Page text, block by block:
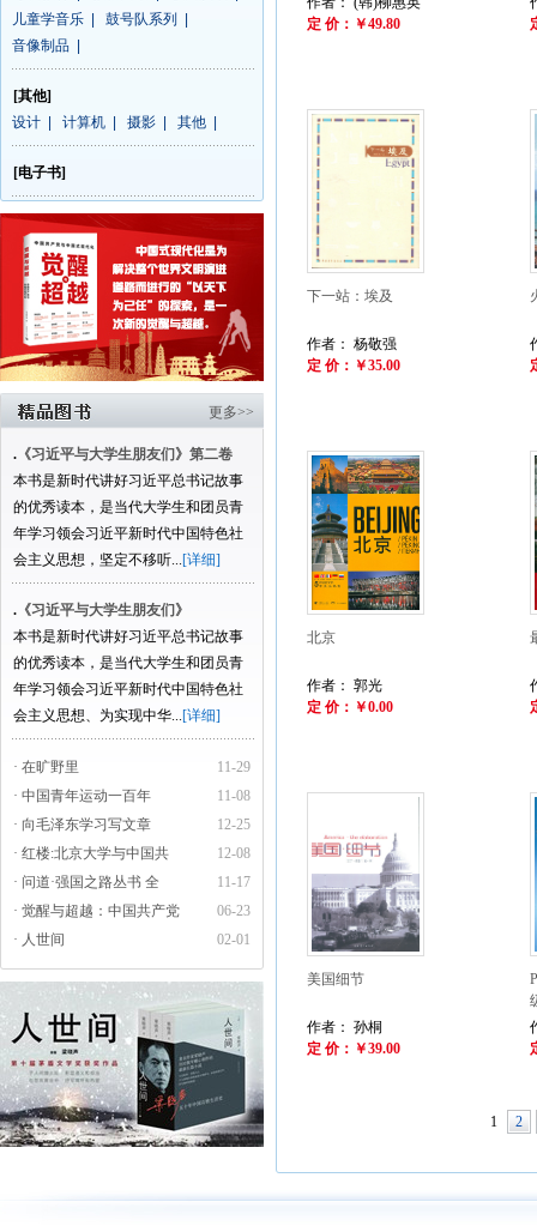
儿童学音乐
鼓号队系列
音像制品
[其他]
设计
计算机 摄影 其他
[电子书]
更多>>
. 《习近平与大学生朋友们》第二卷
本书是新时代讲好习近平总书记故事
的优秀读本，是当代大学生和团员青
年学习领会习近平新时代中国特色社
会主义思想，坚定不移听...[详细]
. 《习近平与大学生朋友们》
本书是新时代讲好习近平总书记故事
的优秀读本，是当代大学生和团员青
年学习领会习近平新时代中国特色社
会主义思想、为实现中华...[详细]
11-29
· 在旷野里
11-08
· 中国青年运动一百年
12-25
· 向毛泽东学习写文章
12-08
· 红楼:北京大学与中国共
11-17
· 问道·强国之路丛书 全
06-23
· 觉醒与超越：中国共产党
02-01
· 人世间
定 价：￥49.80
下一站：埃及
作者： 杨敬强
定 价：￥35.00
北京
作者： 郭光
定 价：￥0.00
美国细节
作者： 孙桐
定 价：￥39.00
1 2